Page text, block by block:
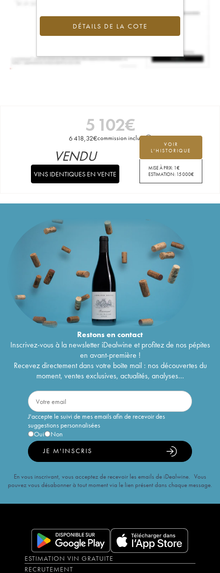
DÉTAILS DE LA COTE
5 102€
6 418,32€commission incluse
VOIR
L'HISTORIQUE
MISE À PRIX: 1€
ESTIMATION: 15 000€
VENDU
VINS IDENTIQUES EN VENTE
Restons encontact
Inscrivez-vous à la newsletter iDealwine et profitez de nos pépites
en avant-première !
Recevez directement dans votre boîte mail : nos découvertes du
moment, ventes exclusives, actualités, analyses...
J'accepte le suivi de mes emails afin de recevoir des
suggestions personnalisées
Oui
Non
JE M'INSCRIS
En vous inscrivant, vous acceptez de recevoir les emails de iDealwine. Vous
pouvez vous désabonner à tout moment via le lien présent dans chaque message.
ESTIMATION VIN GRATUITE
RECRUTEMENT